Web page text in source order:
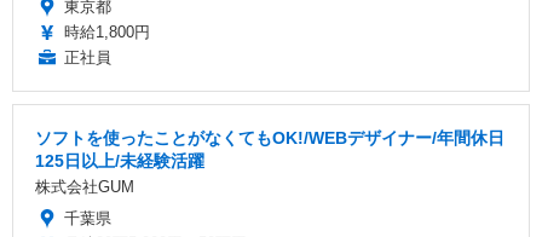
東京都
時給1,800円
正社員
ソフトを使ったことがなくてもOK!/WEBデザイナー/年間休日
125日以上/未経験活躍
株式会社GUM
千葉県